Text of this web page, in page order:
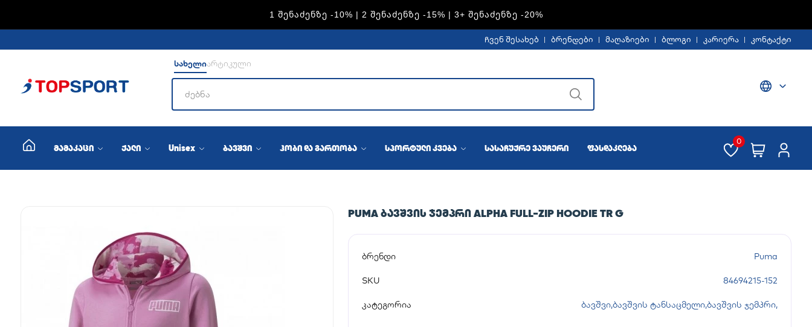
1 ᲨᲔᲜᲐᲫᲔᲜᲖᲔ -10% | 2 ᲨᲔᲜᲐᲫᲔᲜᲖᲔ -15% | 3+ ᲨᲔᲜᲐᲫᲔᲜᲖᲔ -20%
ჩვენ შესახებ ბრენდები მაღაზიები ბლოგი კარიერა კონტაქტი
სახელიარტიკული
მამაკაცი ქალი Unisex ბავშვი ჰობი და გართობა სპორტული კვება სასაჩუქრე ვაუჩერი ფასდაკლება
0
PUMA ᲑᲐᲕᲨᲕᲘᲡ ᲯᲔᲛᲞᲠᲘ ALPHA FULL-ZIP HOODIE TR G
ბრენდი Puma
SKU 84694215-152
კატეგორია ბავშვი,ბავშვის ტანსაცმელი,ბავშვის ჯემპრი,